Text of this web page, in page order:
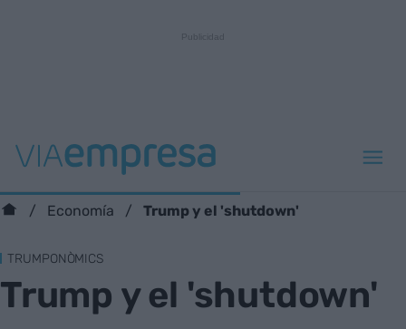
Economía Trump y el 'shutdown'
TRUMPONÒMICS
Trump y el 'shutdown'